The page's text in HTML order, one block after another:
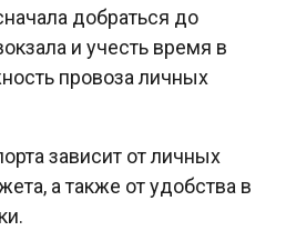
добраться до
и учесть время в
провоза личных
зависит от личных
а также от удобства в